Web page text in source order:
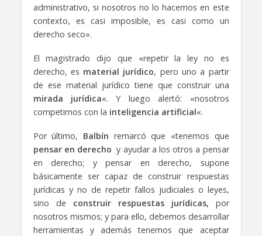
administrativo, si nosotros no lo hacemos en este
contexto, es casi imposible, es casi como un
derecho seco».
El magistrado dijo que «repetir la ley no es
derecho, es material jurídico, pero uno a partir
de ese material jurídico tiene que construir una
mirada jurídica«. Y luego alertó: «nosotros
competimos con la inteligencia artificial«.
Por último, Balbín remarcó que «tenemos que
pensar en derecho y ayudar a los otros a pensar
en derecho; y pensar en derecho, supone
básicamente ser capaz de construir respuestas
jurídicas y no de repetir fallos judiciales o leyes,
sino de construir respuestas jurídicas, por
nosotros mismos; y para ello, debemos desarrollar
herramientas y además tenemos que aceptar